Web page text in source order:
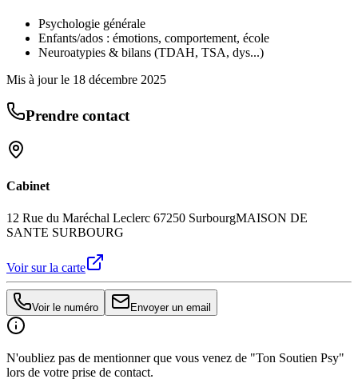
Psychologie générale
Enfants/ados : émotions, comportement, école
Neuroatypies & bilans (TDAH, TSA, dys...)
Mis à jour le 18 décembre 2025
Prendre contact
Cabinet
12 Rue du Maréchal Leclerc 67250 SurbourgMAISON DE
SANTE SURBOURG
Voir sur la carte
Voir le numéro Envoyer un email
N'oubliez pas de mentionner que vous venez de "Ton Soutien Psy"
lors de votre prise de contact.